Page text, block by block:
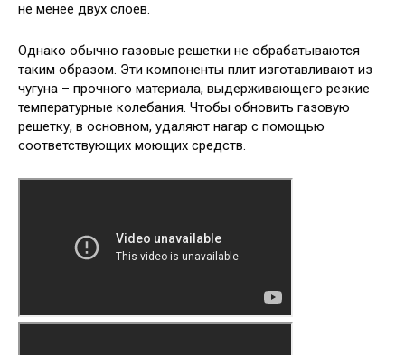
не менее двух слоев.
Однако обычно газовые решетки не обрабатываются
таким образом. Эти компоненты плит изготавливают из
чугуна – прочного материала, выдерживающего резкие
температурные колебания. Чтобы обновить газовую
решетку, в основном, удаляют нагар с помощью
соответствующих моющих средств.